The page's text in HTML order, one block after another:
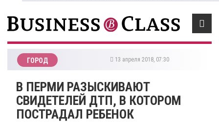
ГОРОД 13 апреля 2018, 07:30
​В ПЕРМИ РАЗЫСКИВАЮТ
СВИДЕТЕЛЕЙ ДТП, В КОТОРОМ
ПОСТРАДАЛ РЕБЕНОК